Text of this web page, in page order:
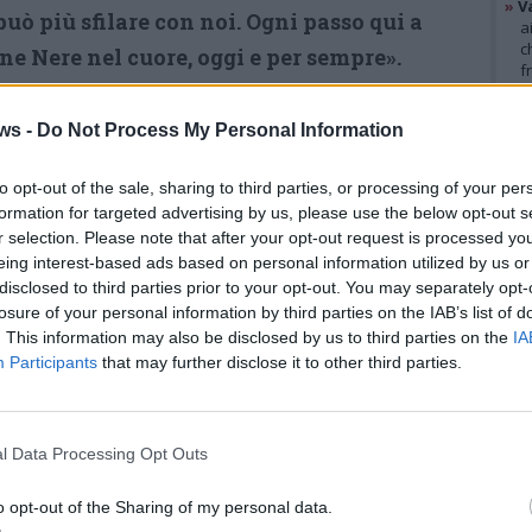
- Do Not Process My Personal Information
opt-out of the sale, sharing to third parties, or processing of your
for targeted advertising by us, please use the below opt-out
selection. Please note that after your opt-out request is processed
interest-based ads based on personal information utilized by us
to third parties prior to your opt-out. You may separately
of your personal information by third parties on the IAB’s list of
This information may also be disclosed by us to third parties on the
Participants that may further disclose it to other third parties.
Data Processing Opt Outs
opt-out of the Sharing of my personal data.
più sfilare con noi. Ogni passo qui a
Nere nel cuore, oggi e per sempre».
lo spirito autentico dell’Adunata:
di appartenenza. Perché la sfilata non è
un modo per mantenere vivo il ricordo
come vuole la tradizione del corpo.
»